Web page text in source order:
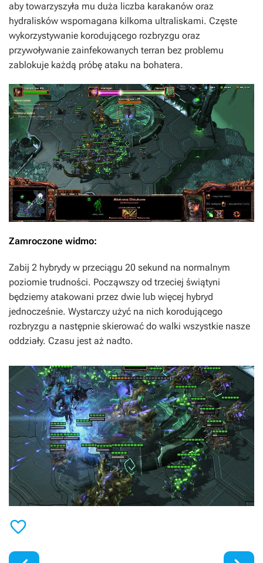
aby towarzyszyła mu duża liczba karakanów oraz
hydralisków wspomagana kilkoma ultraliskami. Częste
wykorzystywanie korodującego rozbryzgu oraz
przywoływanie zainfekowanych terran bez problemu
zablokuje każdą próbę ataku na bohatera.
Zamroczone widmo:
Zabij 2 hybrydy w przeciągu 20 sekund na normalnym
poziomie trudności. Począwszy od trzeciej świątyni
będziemy atakowani przez dwie lub więcej hybryd
jednocześnie. Wystarczy użyć na nich korodującego
rozbryzgu a następnie skierować do walki wszystkie nasze
oddziały. Czasu jest aż nadto.
